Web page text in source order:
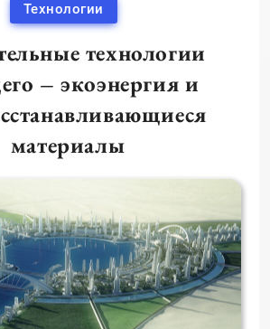
Технологии
технологии
– экоэнергия и
материалы